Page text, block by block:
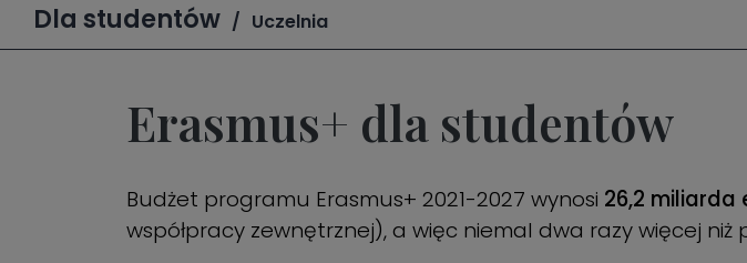
Dla studentów Uczelnia
Erasmus+ dla studentów
Budżet programu Erasmus+ 2021-2027 wynosi 26,2 miliarda
współpracy zewnętrznej), a więc niemal dwa razy więcej